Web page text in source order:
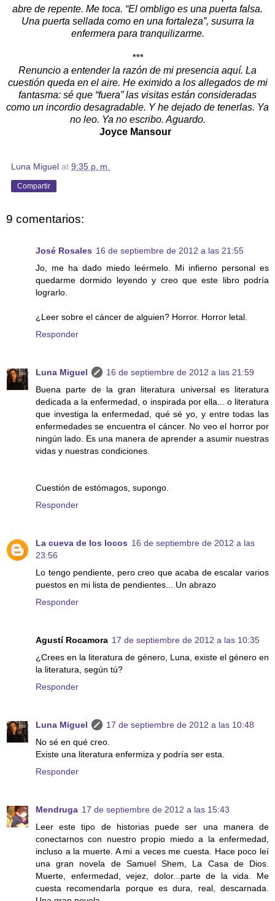
abre de repente. Me toca. “El ombligo es una puerta falsa.
Una puerta sellada como en una fortaleza”, susurra la
enfermera para tranquilizarme.
***
Renuncio a entender la razón de mi presencia aquí. La
cuestión queda en el aire. He eximido a los allegados de mi
fantasma: sé que “fuera” las visitas están consideradas
como un incordio desagradable. Y he dejado de tenerlas. Ya
no leo. Ya no escribo. Aguardo.
Joyce Mansour
Luna Miguel at 9:35 p. m.
Compartir
9 comentarios:
José Rosales 16 de septiembre de 2012 a las 21:55
Jo, me ha dado miedo leérmelo. Mi infierno personal es
quedarme dormido leyendo y creo que este libro podría
lograrlo.
¿Leer sobre el cáncer de alguien? Horror. Horror letal.
Responder
Luna Miguel
16 de septiembre de 2012 a las 21:59
Buena parte de la gran literatura universal es literatura
dedicada a la enfermedad, o inspirada por ella... o literatura
que investiga la enfermedad, qué sé yo, y entre todas las
enfermedades se encuentra el cáncer. No veo el horror por
ningún lado. Es una manera de aprender a asumir nuestras
vidas y nuestras condiciones.
Cuestión de estómagos, supongo.
Responder
La cueva de los locos 16 de septiembre de 2012 a las
23:56
Lo tengo pendiente, pero creo que acaba de escalar varios
puestos en mi lista de pendientes... Un abrazo
Responder
Agustí Rocamora 17 de septiembre de 2012 a las 10:35
¿Crees en la literatura de género, Luna, existe el género en
la literatura, según tú?
Responder
Luna Miguel
17 de septiembre de 2012 a las 10:48
No sé en qué creo.
Existe una literatura enfermiza y podría ser esta.
Responder
Mendruga 17 de septiembre de 2012 a las 15:43
Leer este tipo de historias puede ser una manera de
conectarnos con nuestro propio miedo a la enfermedad,
incluso a la muerte. A mi a veces me cuesta. Hace poco leí
una gran novela de Samuel Shem, La Casa de Dios.
Muerte, enfermedad, vejez, dolor...parte de la vida. Me
cuesta recomendarla porque es dura, real, descarnada.